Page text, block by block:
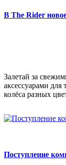
В The Rider
Залетай за
аксессуарами
колёса разных
Поступление